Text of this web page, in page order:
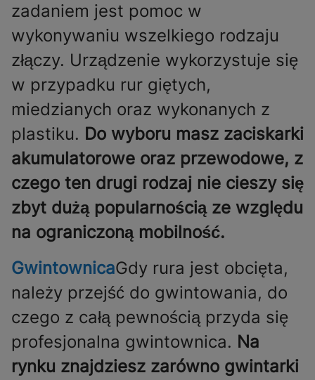
zadaniem jest pomoc w
wykonywaniu wszelkiego rodzaju
złączy. Urządzenie wykorzystuje się
w przypadku rur giętych,
miedzianych oraz wykonanych z
plastiku. Do wyboru masz zaciskarki
akumulatorowe oraz przewodowe, z
czego ten drugi rodzaj nie cieszy się
zbyt dużą popularnością ze względu
na ograniczoną mobilność.
GwintownicaGdy rura jest obcięta,
należy przejść do gwintowania, do
czego z całą pewnością przyda się
profesjonalna gwintownica. Na
rynku znajdziesz zarówno gwintarki